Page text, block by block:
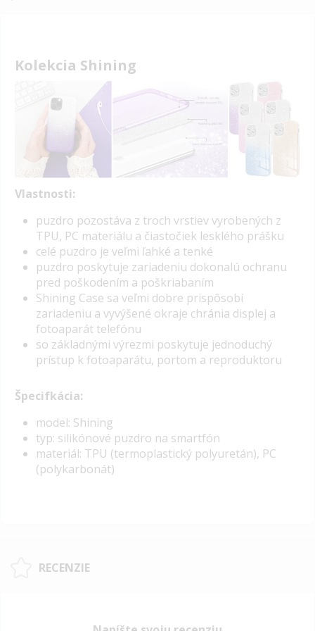
Kolekcia Shining
Vlastnosti:
puzdro pozostáva z troch vrstiev vyrobených z
TPU, PC materiálu a čiastočiek lesklého prášku
celé puzdro je veľmi ľahké a tenké
puzdro poskytuje zariadeniu dokonalú ochranu
pred poškodením a poškriabaním
Shining Case sa veľmi dobre prispôsobí
zariadeniu a vyvýšené okraje chránia displej a
fotoaparát telefónu
so základnými výrezmi poskytuje jednoduchý
prístup k fotoaparátu, portom a reproduktoru
Špecifkácia:
model: Shining
typ: silikónové puzdro na smartfón
materiál: TPU (termoplastický polyuretán), PC
(polykarbonát)
RECENZIE